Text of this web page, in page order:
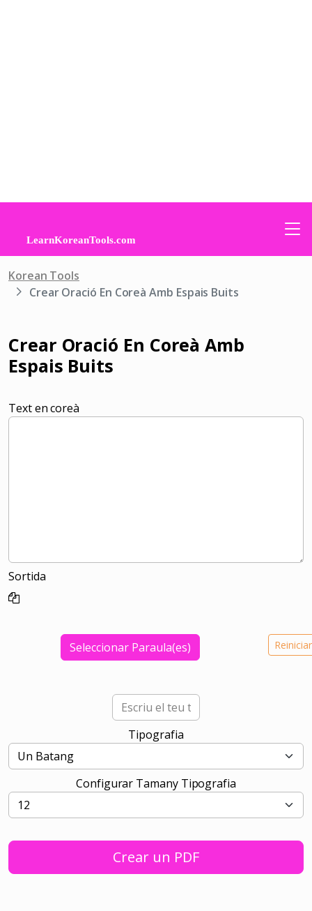
Korean Tools
Crear Oració En Coreà Amb Espais Buits
Crear Oració En Coreà Amb
Espais Buits
Text en coreà
Sortida
Seleccionar Paraula(es) Reiniciar
Tipografia
Configurar Tamany Tipografia
Crear un PDF